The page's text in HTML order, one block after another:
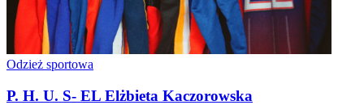
Odzież sportowa
P. H. U. S- EL Elżbieta Kaczorowska